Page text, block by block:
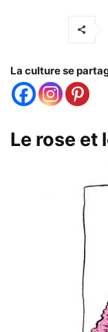
La culture se
Le rose et